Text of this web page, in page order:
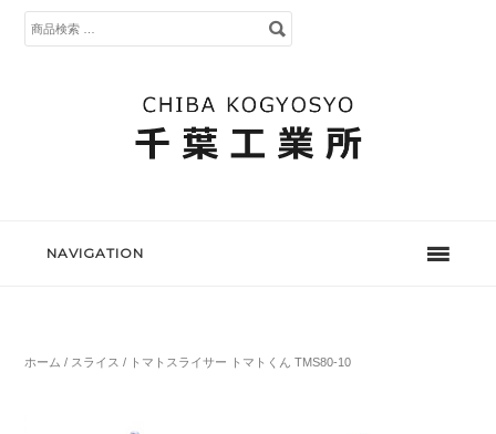
検
索
NAVIGATION
ホーム / スライス / トマトスライサー トマトくん TMS80-10